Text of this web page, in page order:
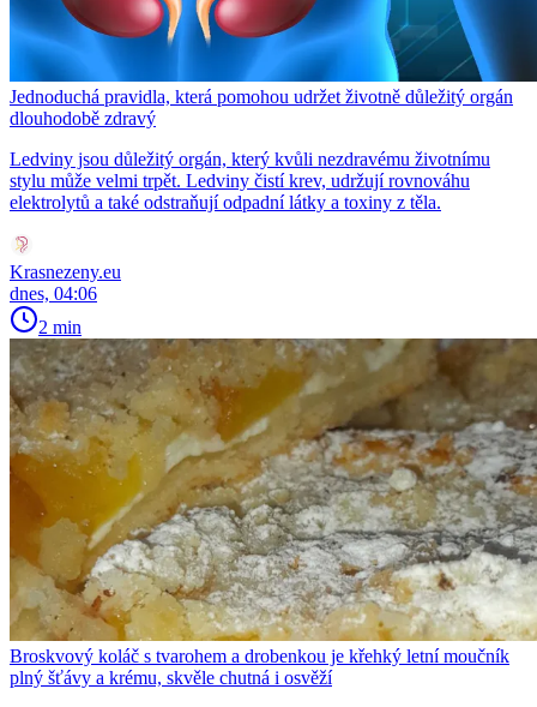
Jednoduchá pravidla, která pomohou udržet životně důležitý orgán
dlouhodobě zdravý
Ledviny jsou důležitý orgán, který kvůli nezdravému životnímu
stylu může velmi trpět. Ledviny čistí krev, udržují rovnováhu
elektrolytů a také odstraňují odpadní látky a toxiny z těla.
Krasnezeny.eu
dnes, 04:06
2 min
Broskvový koláč s tvarohem a drobenkou je křehký letní moučník
plný šťávy a krému, skvěle chutná i osvěží